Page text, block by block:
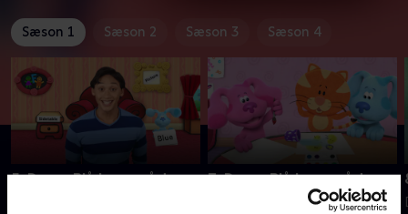
Sæson 1 Sæson 2 Sæson 3 Sæson 4
5. Du og Blå løser gåder 7. Du og Blå løser gåder
Den søde hvalp Blå og hendes